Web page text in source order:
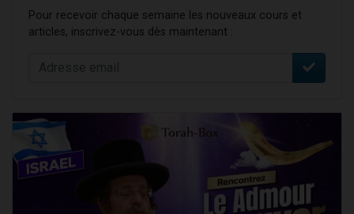
Pour recevoir chaque semaine les nouveaux cours et
articles, inscrivez-vous dès maintenant :